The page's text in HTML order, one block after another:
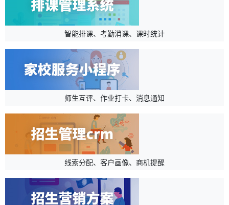
智能排课、考勤消课、课时统计
师生互评、作业打卡、消息通知
线索分配、客户画像、商机提醒